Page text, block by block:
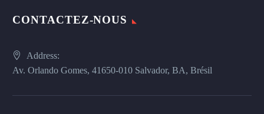
CONTACTEZ-NOUS
Address:
Av. Orlando Gomes, 41650-010 Salvador, BA, Brésil